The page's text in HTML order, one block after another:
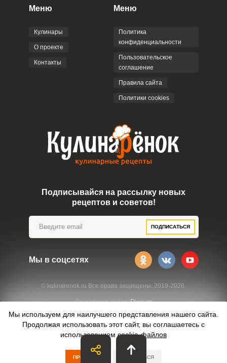
Пользовательским
соглашением
© kulinarenok.ru Все права защищены. 2019-2026.
Разработка сайта:Digrium
Меню
Кулинары
О проекте
Контакты
Меню
Политика
конфиденциальности
Пользовательское
соглашение
Правила сайта
Политики cookies
Подписывайся на рассылку новых
рецептов и советов!
ПОДПИСАТЬСЯ
Мы в соцсетях
Мы используем для наилучшего представления нашего сайта.
Продолжая использовать этот сайт, вы соглашаетесь с
использованиемcookie-файлов
ПРИНЯТЬ ОТКАЗАТЬСЯ